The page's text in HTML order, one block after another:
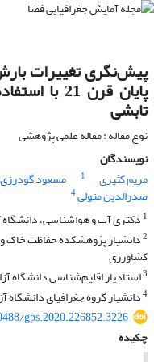
پیش‌نگری تغییرات
پایان قرن
تابشی
نوع مقاله : مقاله علمی پژوهشی
نویسندگان
مریم کثیری
1 مسعود گودرزی
صدرالدین متولی4
1 دکتری آب و هواشناسی، دانشگاه
2دانشیار پژوهشکده حفاظت خاک
کشاورزی
3استادیار اقلیم‌شناسی دانشگاه
4دانشیار گروه جغرافیای دانشگاه
gps.2020.226852.3226
چکیده